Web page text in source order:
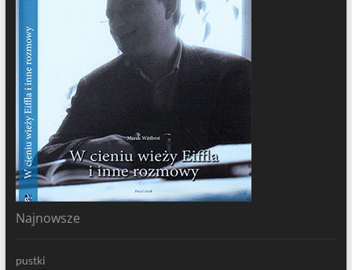
Najnowsze
pustki